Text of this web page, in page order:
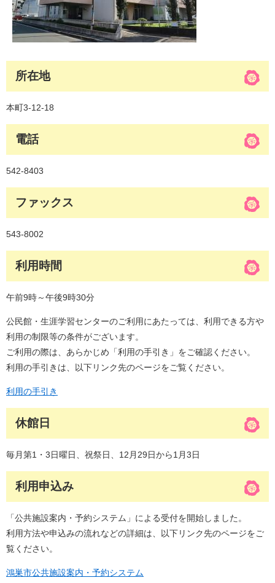
所在地
本町3‐12‐18
電話
542‐8403
ファックス
543-8002
利用時間
午前9時～午後9時30分
公民館・生涯学習センターのご利用にあたっては、利用できる方や
利用の制限等の条件がございます。
ご利用の際は、あらかじめ「利用の手引き」をご確認ください。
利用の手引きは、以下リンク先のページをご覧ください。
利用の手引き
休館日
毎月第1・3日曜日、祝祭日、12月29日から1月3日
利用申込み
「公共施設案内・予約システム」による受付を開始しました。
利用方法や申込みの流れなどの詳細は、以下リンク先のページをご
覧ください。
鴻巣市公共施設案内・予約システム